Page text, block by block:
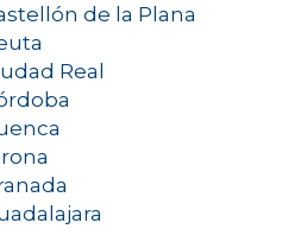
de la Plana
Real